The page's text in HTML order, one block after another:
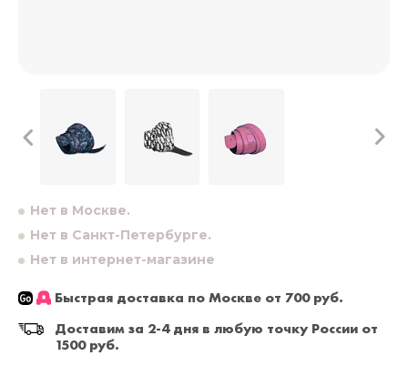
Нет в Москве.
Нет в Санкт-Петербурге.
Нет в интернет-магазине
Быстрая доставка по Москве от 700 руб.
Доставим за 2-4 дня в любую точку России от
1500 руб.